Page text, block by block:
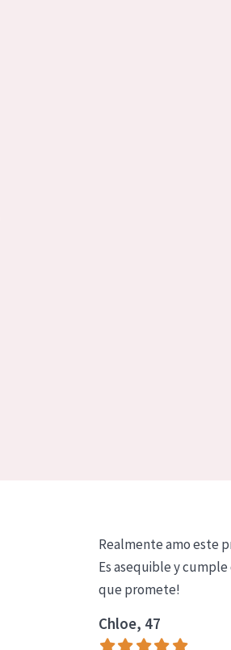
Realmente amo este
Es asequible y cumple
que promete!
Chloe, 47